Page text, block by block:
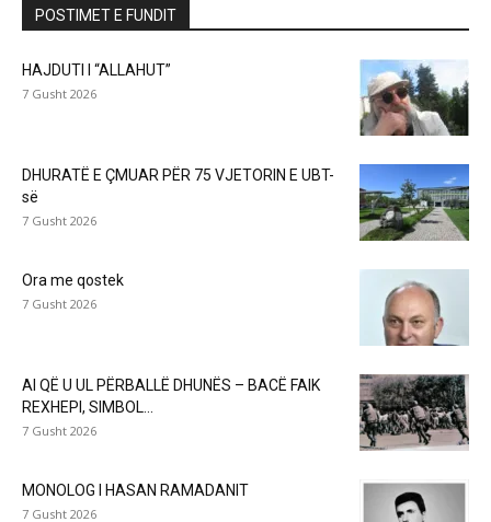
POSTIMET E FUNDIT
HAJDUTI I “ALLAHUT”
7 Gusht 2026
DHURATË E ÇMUAR PËR 75 VJETORIN E UBT-
së
7 Gusht 2026
Ora me qostek
7 Gusht 2026
AI QË U UL PËRBALLË DHUNËS – BACË FAIK
REXHEPI, SIMBOL...
7 Gusht 2026
MONOLOG I HASAN RAMADANIT
7 Gusht 2026